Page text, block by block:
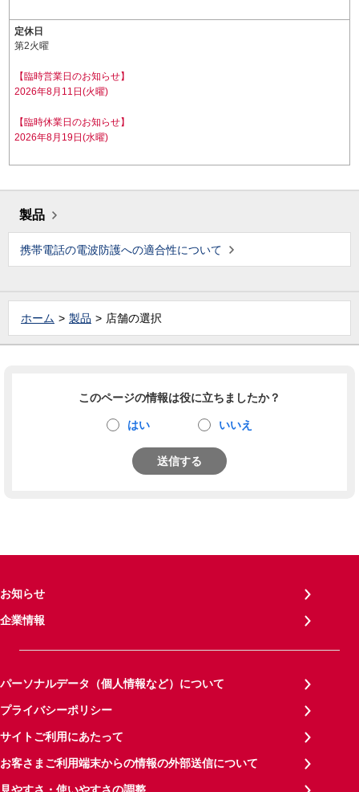
定休日
第2火曜
【臨時営業日のお知らせ】
2026年8月11日(火曜)
【臨時休業日のお知らせ】
2026年8月19日(水曜)
製品
携帯電話の電波防護への適合性について
ホーム 製品 店舗の選択
このページの情報は役に立ちましたか？
はい いいえ
送信する
お知らせ
企業情報
パーソナルデータ（個人情報など）について
プライバシーポリシー
サイトご利用にあたって
お客さまご利用端末からの情報の外部送信について